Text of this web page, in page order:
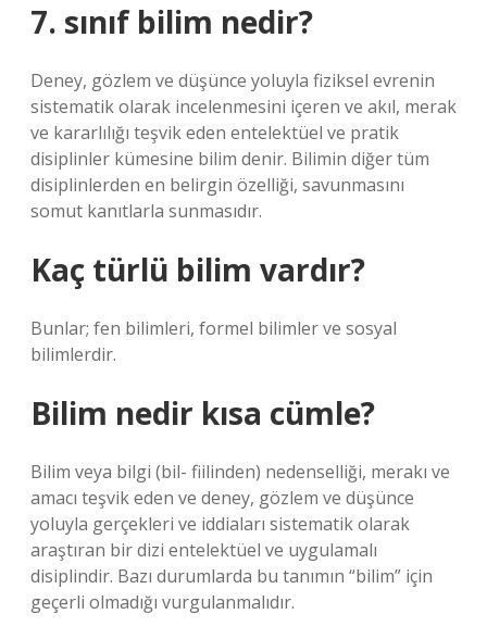
7. sınıf bilim nedir?
Deney, gözlem ve düşünce yoluyla fiziksel evrenin
sistematik olarak incelenmesini içeren ve akıl, merak
ve kararlılığı teşvik eden entelektüel ve pratik
disiplinler kümesine bilim denir. Bilimin diğer tüm
disiplinlerden en belirgin özelliği, savunmasını
somut kanıtlarla sunmasıdır.
Kaç türlü bilim vardır?
Bunlar; fen bilimleri, formel bilimler ve sosyal
bilimlerdir.
Bilim nedir kısa cümle?
Bilim veya bilgi (bil- fiilinden) nedenselliği, merakı ve
amacı teşvik eden ve deney, gözlem ve düşünce
yoluyla gerçekleri ve iddiaları sistematik olarak
araştıran bir dizi entelektüel ve uygulamalı
disiplindir. Bazı durumlarda bu tanımın “bilim” için
geçerli olmadığı vurgulanmalıdır.